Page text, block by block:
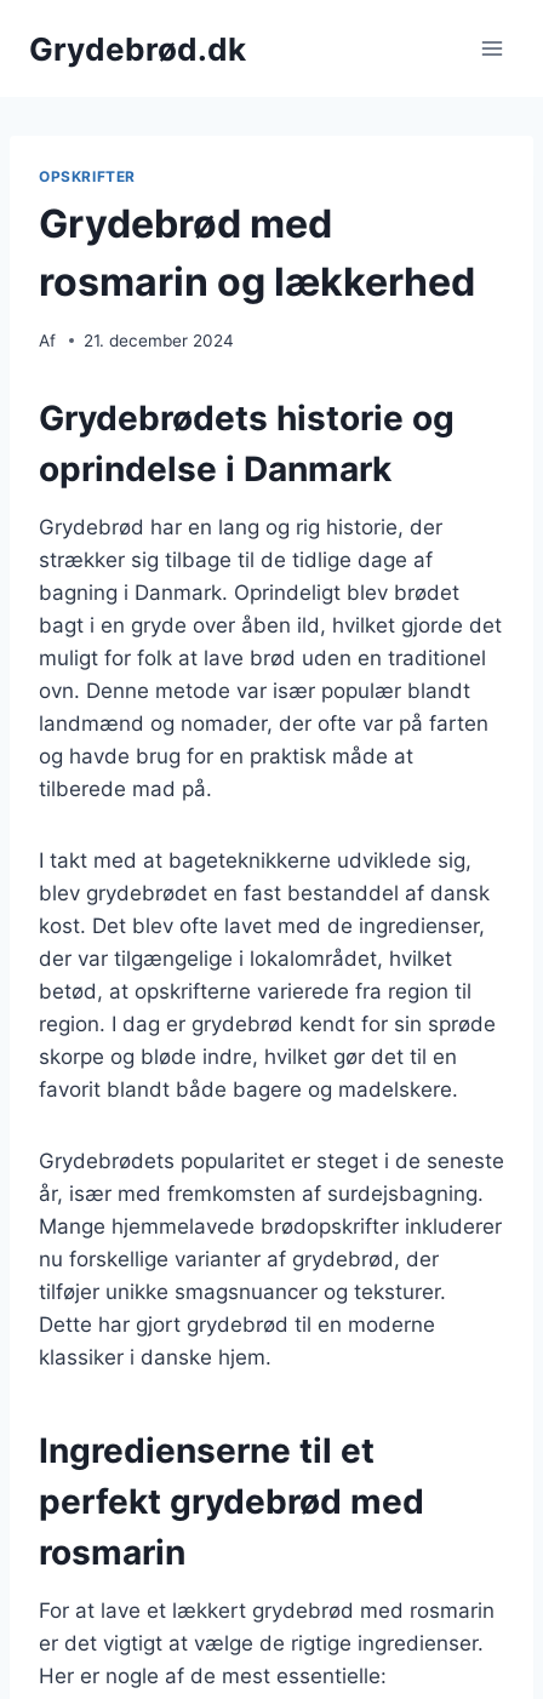
Grydebrød.dk
OPSKRIFTER
Grydebrød med
rosmarin og lækkerhed
Af 21. december 2024
Grydebrødets historie og
oprindelse i Danmark
Grydebrød har en lang og rig historie, der
strækker sig tilbage til de tidlige dage af
bagning i Danmark. Oprindeligt blev brødet
bagt i en gryde over åben ild, hvilket gjorde det
muligt for folk at lave brød uden en traditionel
ovn. Denne metode var især populær blandt
landmænd og nomader, der ofte var på farten
og havde brug for en praktisk måde at
tilberede mad på.
I takt med at bageteknikkerne udviklede sig,
blev grydebrødet en fast bestanddel af dansk
kost. Det blev ofte lavet med de ingredienser,
der var tilgængelige i lokalområdet, hvilket
betød, at opskrifterne varierede fra region til
region. I dag er grydebrød kendt for sin sprøde
skorpe og bløde indre, hvilket gør det til en
favorit blandt både bagere og madelskere.
Grydebrødets popularitet er steget i de seneste
år, især med fremkomsten af surdejsbagning.
Mange hjemmelavede brødopskrifter inkluderer
nu forskellige varianter af grydebrød, der
tilføjer unikke smagsnuancer og teksturer.
Dette har gjort grydebrød til en moderne
klassiker i danske hjem.
Ingredienserne til et
perfekt grydebrød med
rosmarin
For at lave et lækkert grydebrød med rosmarin
er det vigtigt at vælge de rigtige ingredienser.
Her er nogle af de mest essentielle: